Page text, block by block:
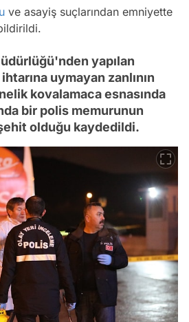
ve asayiş suçlarından emniyette
yapılan
uymayan zanlının
kovalamaca esnasında
bir polis memurunun
olduğu kaydedildi.